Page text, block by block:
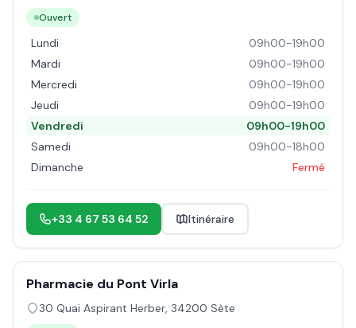
Ouvert
Lundi
09h00-19h00
Mardi
09h00-19h00
Mercredi
09h00-19h00
Jeudi
09h00-19h00
Vendredi
09h00-19h00
Samedi
09h00-18h00
Dimanche
Fermé
+33 4 67 53 64 52 Itinéraire
Pharmacie du Pont Virla
30 Quai Aspirant Herber, 34200 Sète